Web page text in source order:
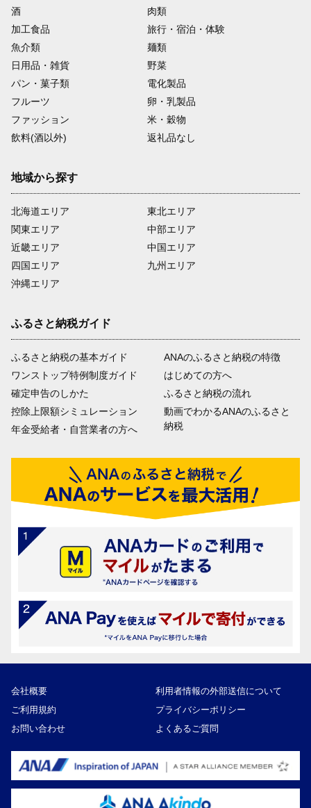
酒
肉類
加工食品
旅行・宿泊・体験
魚介類
麺類
日用品・雑貨
野菜
パン・菓子類
電化製品
フルーツ
卵・乳製品
ファッション
米・穀物
飲料(酒以外)
返礼品なし
地域から探す
北海道エリア
関東エリア
近畿エリア
四国エリア
沖縄エリア
東北エリア
中部エリア
中国エリア
九州エリア
ふるさと納税ガイド
ふるさと納税の基本ガイド
ワンストップ特例制度ガイド
確定申告のしかた
控除上限額シミュレーション
年金受給者・自営業者の方へ
ANAのふるさと納税の特徴
はじめての方へ
ふるさと納税の流れ
動画でわかるANAのふるさと
納税
会社概要
利用者情報の外部送信について
ご利用規約
プライバシーポリシー
お問い合わせ
よくあるご質問